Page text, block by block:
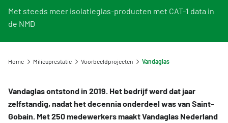
Voorbeeldprojecten
DigiGO
Informatie voor producenten en fabrikanten
Vergoedingsregeling Witte Vlekken
Milieu-impact categorieën
Vind een erkende LCA-toetser of opsteller
Veelgestelde vragen NMD Academy
Nieuw bij de NMD? Zo werkt het stelsel
Contact
Lustrum Stichting NMD
Feedback
Stel een vraag
Geef uw feedback
Downloads
Zoeken
Met steeds meer isolatieglas-producten met CAT-1 data in
de NMD
Home Milieuprestatie Voorbeeldprojecten Vandaglas
Vandaglas ontstond in 2019. Het bedrijf werd dat jaar
zelfstandig, nadat het decennia onderdeel was van Saint-
Gobain. Met 250 medewerkers maakt Vandaglas Nederland